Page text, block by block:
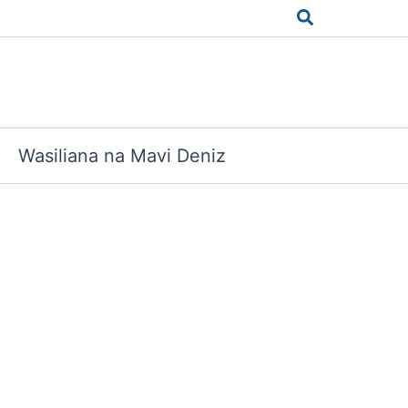
Search
Wasiliana na Mavi Deniz